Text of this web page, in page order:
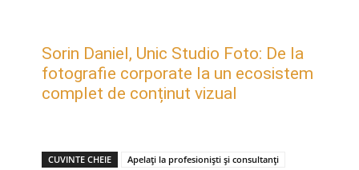
Sorin Daniel, Unic Studio Foto: De la
fotografie corporate la un ecosistem
complet de conținut vizual
CUVINTE CHEIE
Apelați la profesioniști și consultanți